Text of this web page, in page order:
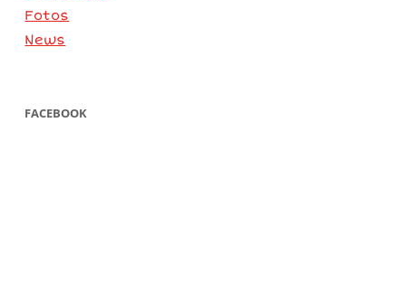
Fotos
News
FACEBOOK